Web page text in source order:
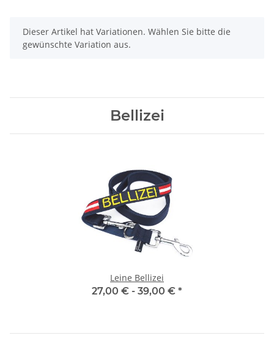
x
Dieser Artikel hat Variationen. Wählen Sie bitte die
gewünschte Variation aus.
Bellizei
Leine Bellizei
27,00 € - 39,00 € *